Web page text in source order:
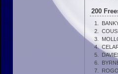
200
1.
2.
3.
4.
5.
6.
7.